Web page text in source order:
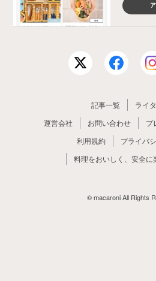
記事一覧
ライ
運営会社
お問い合わせ
プ
利用規約
プライバ
料理をおいしく、安全に
© macaroni All Rights